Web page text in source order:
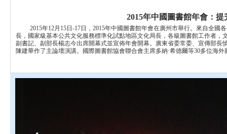
2015年中國圖書館年會：
2015年12月15日-17日，2015年中國圖書館年會在廣州市舉行。來自全
長，國家級基本公共文化服務標準化試點地區文化局長，各級圖書館工作者
副書記、副部長楊志今出席開幕式並宣佈年會開幕。廣東省委常委、宣傳部
陳建華作了主論壇演講。國際圖書館協會聯合會主席多納·希德爾等30多位海